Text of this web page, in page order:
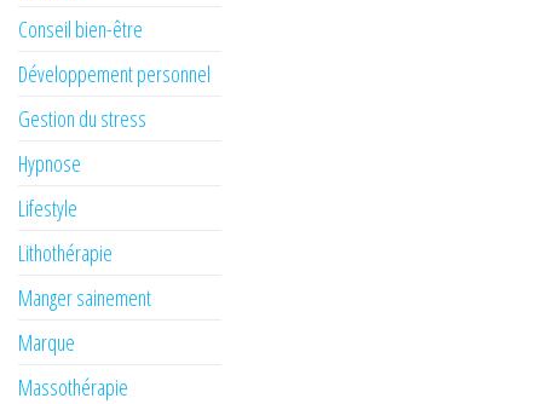
Conseil bien-être
Développement personnel
Gestion du stress
Hypnose
Lifestyle
Lithothérapie
Manger sainement
Marque
Massothérapie